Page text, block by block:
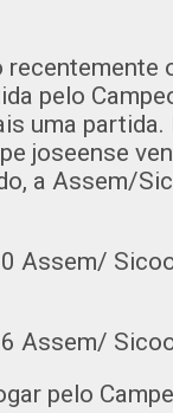
pelo
uma partida.
joseense
a Assem/
Assem/
Assem/
pelo